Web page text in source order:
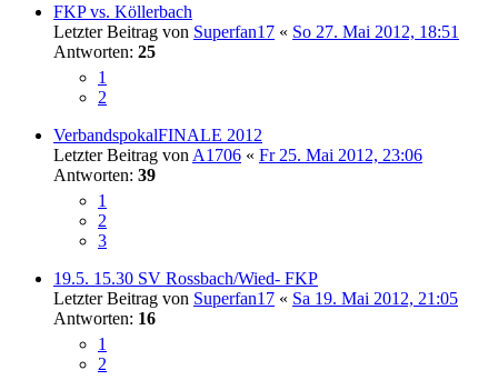
FKP vs. Köllerbach
Letzter Beitrag von Superfan17 « So 27. Mai 2012, 18:51
Antworten: 25
1
2
VerbandspokalFINALE 2012
Letzter Beitrag von A1706 « Fr 25. Mai 2012, 23:06
Antworten: 39
1
2
3
19.5. 15.30 SV Rossbach/Wied- FKP
Letzter Beitrag von Superfan17 « Sa 19. Mai 2012, 21:05
Antworten: 16
1
2